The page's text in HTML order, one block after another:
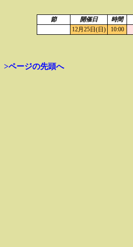
節 開催日 時間
12月25日(日)
10:00
>ページの先頭へ